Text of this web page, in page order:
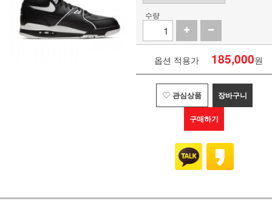
수량
옵션 적용가 185,000원
관심상품 장바구니
구매하기